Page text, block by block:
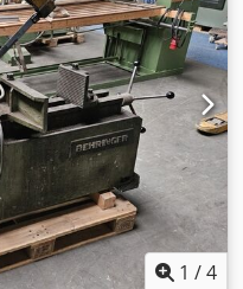
1 /4